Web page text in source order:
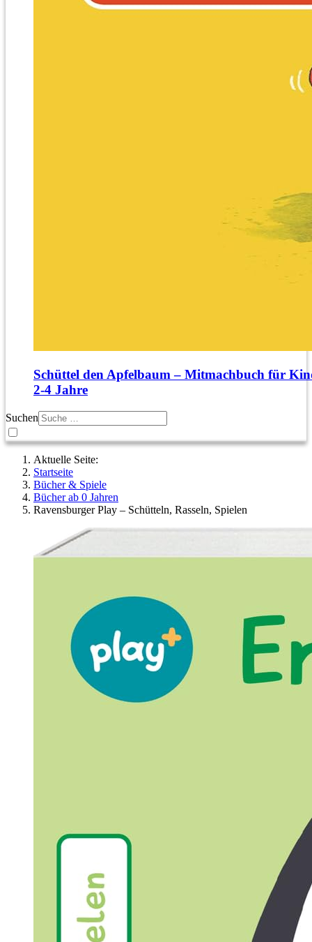
Schüttel den Apfelbaum – Mitmachbuch für
2‑4 Jahre
Suchen
Aktuelle Seite:
Startseite
Bücher & Spiele
Bücher ab 0 Jahren
Ravensburger Play – Schütteln, Rasseln, Spielen